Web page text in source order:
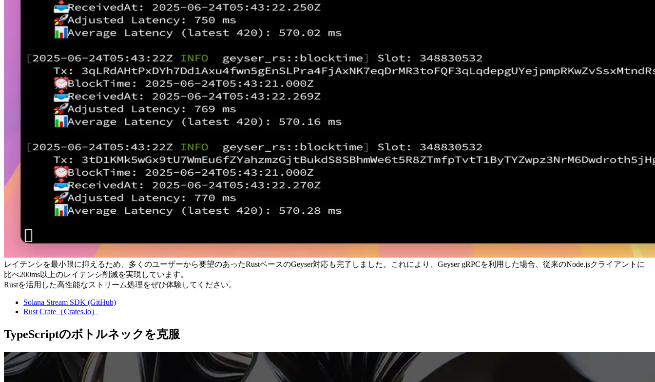
レイテンシを最小限に抑えるため、多くのユーザーから要望のあったRustベースのGeyser対応も完了しました。これにより、Geyser gRPCを利用した場合、従来のNode.jsクライアントに
比べ200ms以上のレイテンシ削減を実現しています。
Rustを活用した高性能なストリーム処理をぜひ体験してください。
Solana Stream SDK (GitHub)
Rust Crate（Crates.io）
TypeScriptのボトルネックを克服